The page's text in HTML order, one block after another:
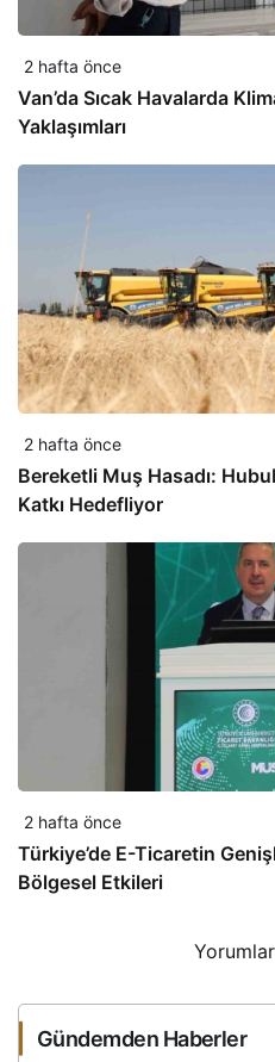
2 hafta önce
Van’da Sıcak Havalarda
Yaklaşımları
2 hafta önce
Bereketli Muş Hasadı:
Katkı Hedefliyor
2 hafta önce
Türkiye’de E-Ticaretin
Bölgesel Etkileri
Gündemden Haberler